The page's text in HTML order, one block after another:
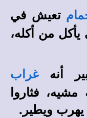
تعيش في
يأكل من أكله،
أنه غراب
فثاروا
ويطير.